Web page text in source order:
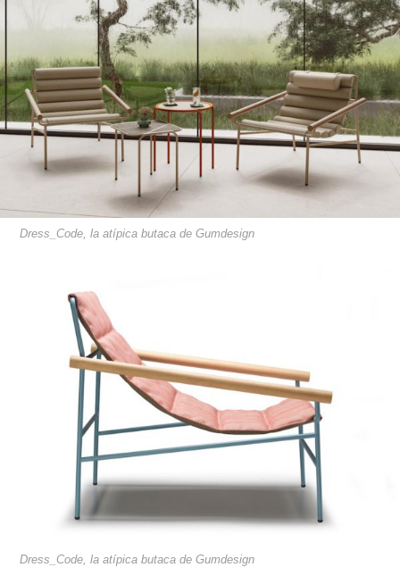
Dress_Code, la atípica butaca de Gumdesign
Dress_Code, la atípica butaca de Gumdesign